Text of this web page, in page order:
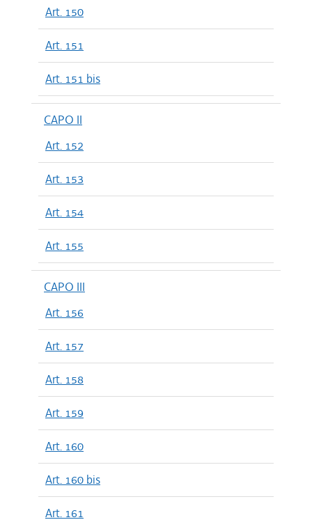
Art. 150
Art. 151
Art. 151 bis
CAPO II
Art. 152
Art. 153
Art. 154
Art. 155
CAPO III
Art. 156
Art. 157
Art. 158
Art. 159
Art. 160
Art. 160 bis
Art. 161